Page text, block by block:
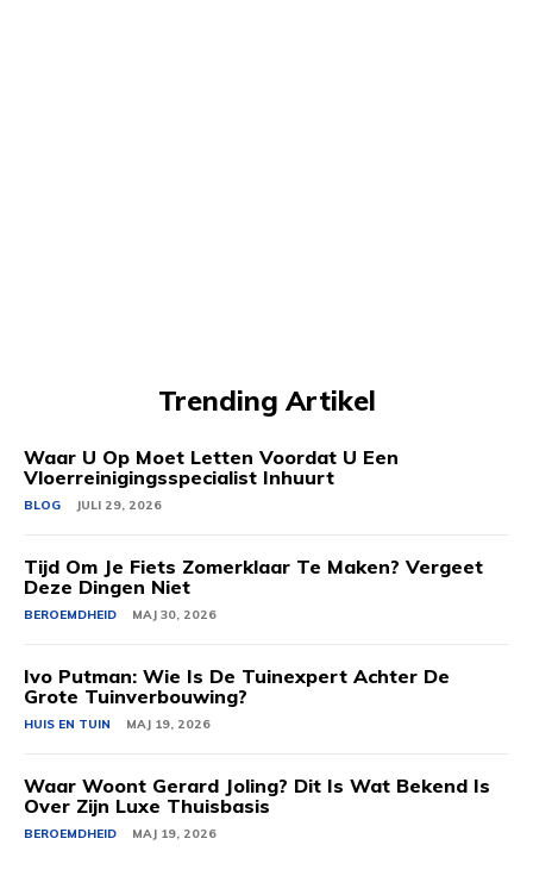
Trending Artikel
Waar U Op Moet Letten Voordat U Een
Vloerreinigingsspecialist Inhuurt
BLOG JULI 29, 2026
Tijd Om Je Fiets Zomerklaar Te Maken? Vergeet
Deze Dingen Niet
BEROEMDHEID MAJ 30, 2026
Ivo Putman: Wie Is De Tuinexpert Achter De
Grote Tuinverbouwing?
HUIS EN TUIN MAJ 19, 2026
Waar Woont Gerard Joling? Dit Is Wat Bekend Is
Over Zijn Luxe Thuisbasis
BEROEMDHEID MAJ 19, 2026